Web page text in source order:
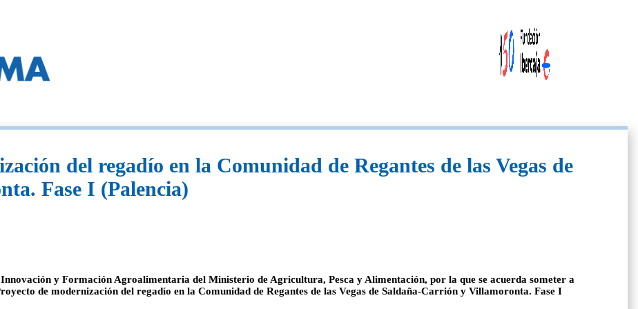
del regadío en la Comunidad de Regantes de las Vegas de
Fase I (Palencia)
y Formación Agroalimentaria del Ministerio de Agricultura, Pesca y Alimentación, por la que se acuerda someter a
de modernización del regadío en la Comunidad de Regantes de las Vegas de Saldaña-Carrión y Villamoronta. Fase I